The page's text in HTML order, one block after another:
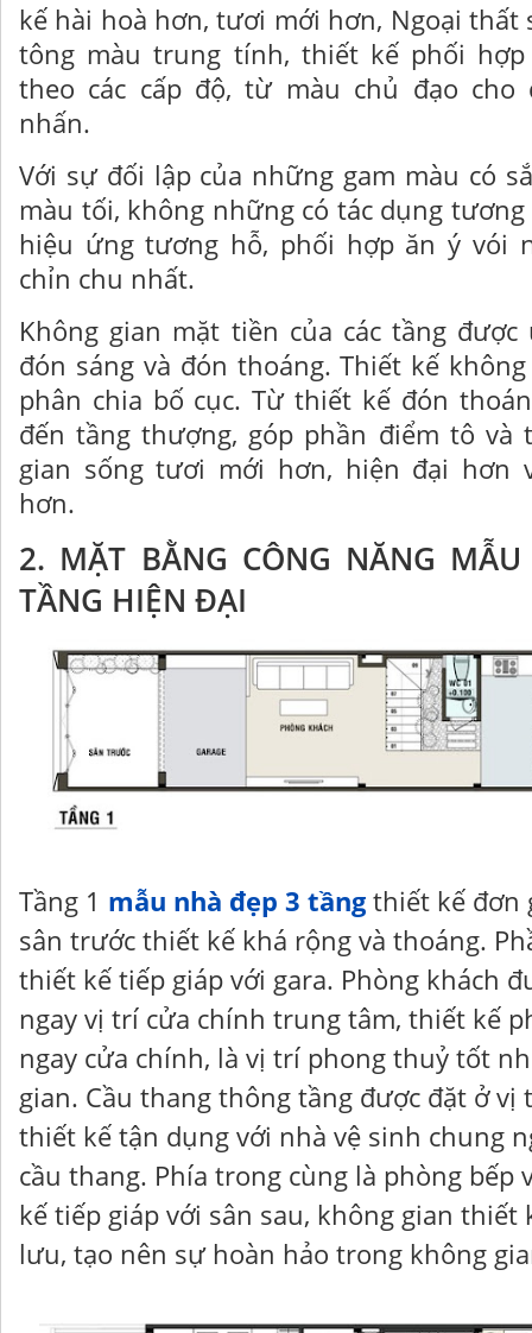
kế hài hoà hơn, tươi mới hơn, Ngoại
tông màu trung tính, thiết kế phối
theo các cấp độ, từ màu chủ đạo cho
nhấn.
Với sự đối lập của những gam màu có
màu tối, không những có tác dụng tương
hiệu ứng tương hỗ, phối hợp ăn ý vói
chỉn chu nhất.
Không gian mặt tiền của các tầng
đón sáng và đón thoáng. Thiết kế
phân chia bố cục. Từ thiết kế đón
đến tầng thượng, góp phần điểm tô và
gian sống tươi mới hơn, hiện đại hơn
hơn.
2. MẶT BẰNG CÔNG NĂNG
TẦNG HIỆN ĐẠI
Tầng 1 mẫu nhà đẹp 3 tầng thiết kế đơn
sân trước thiết kế khá rộng và thoáng.
thiết kế tiếp giáp với gara. Phòng khách
ngay vị trí cửa chính trung tâm, thiết kế
ngay cửa chính, là vị trí phong thuỷ tốt
gian. Cầu thang thông tầng được đặt ở vị
thiết kế tận dụng với nhà vệ sinh chung
cầu thang. Phía trong cùng là phòng bếp
kế tiếp giáp với sân sau, không gian thiết
lưu, tạo nên sự hoàn hảo trong không